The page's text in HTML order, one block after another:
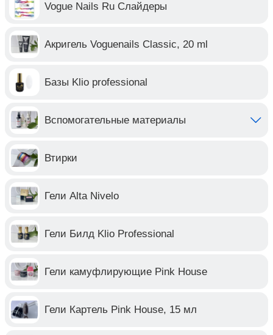
Vogue Nails Ru Слайдеры
Акригель Voguenails Classic, 20 ml
Базы Klio professional
Вспомогательные материалы
Втирки
Гели Alta Nivelo
Гели Билд Klio Professional
Гели камуфлирующие Pink House
Гели Картель Pink House, 15 мл